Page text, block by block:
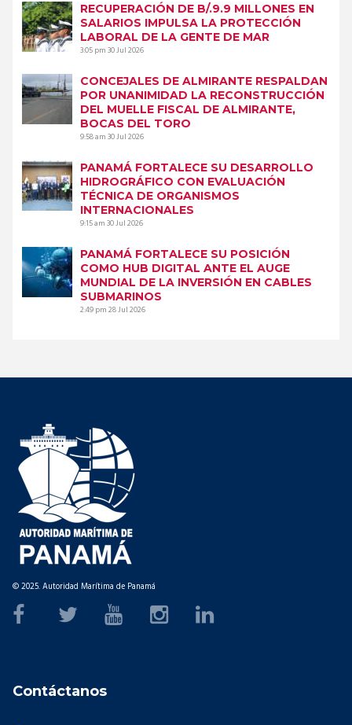
RECUPERACIÓN DE B/.9.9 MILLONES EN
SALARIOS IMPULSA LA PROTECCIÓN
LABORAL DE LA GENTE DE MAR
3:05 pm30 Jul 2026
CONCEJALES DE ALMIRANTE RESPALDAN
POR UNANIMIDAD LA RECONSTRUCCIÓN
DEL MUELLE FISCAL DE ALMIRANTE,
BOCAS DEL TORO
9:58 am30 Jul 2026
PANAMÁ FORTALECE SU DESARROLLO
HIDROGRÁFICO CON EVALUACIÓN
TÉCNICA DE ORGANISMOS
INTERNACIONALES
9:15 am30 Jul 2026
PANAMÁ FORTALECE SU POSICIÓN
COMO HUB DIGITAL ANTE EL AUGE
MUNDIAL DE LA INVERSIÓN EN CABLES
SUBMARINOS
2:49 pm28 Jul 2026
© 2025. Autoridad Marítima de Panamá
Contáctanos